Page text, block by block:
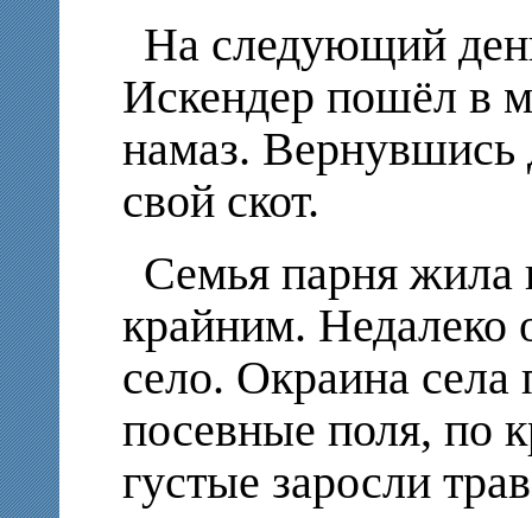
На следующий
Искендер пошёл в
намаз. Вернувшись
свой скот.
Семья парня жила
крайним. Недалеко
село. Окраина села
посевные поля, по
густые заросли